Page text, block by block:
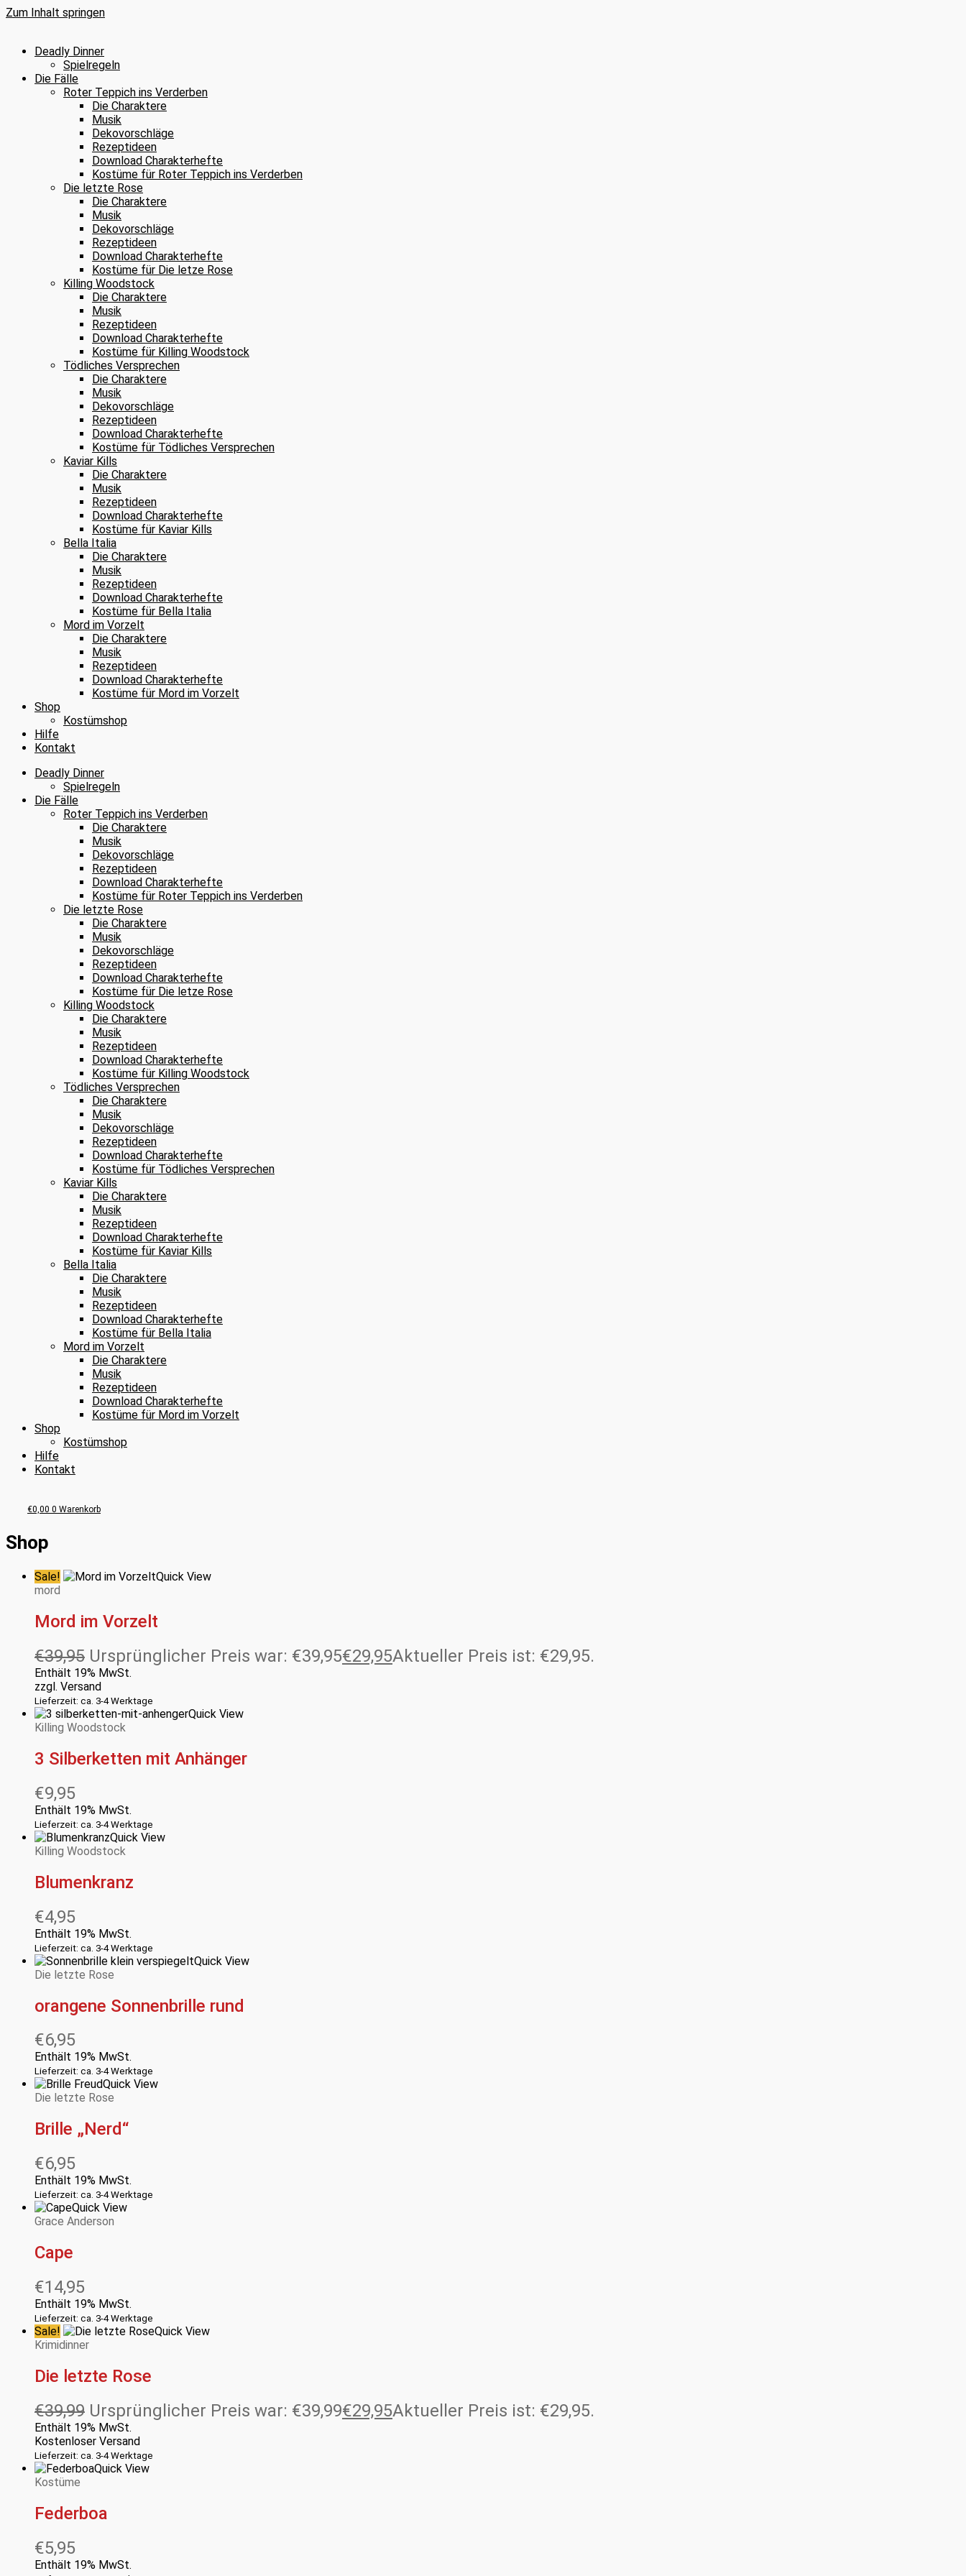
Zum Inhalt springen
Deadly Dinner
Spielregeln
Die Fälle
Roter Teppich ins Verderben
Die Charaktere
Musik
Dekovorschläge
Rezeptideen
Download Charakterhefte
Kostüme für Roter Teppich ins Verderben
Die letzte Rose
Die Charaktere
Musik
Dekovorschläge
Rezeptideen
Download Charakterhefte
Kostüme für Die letze Rose
Killing Woodstock
Die Charaktere
Musik
Rezeptideen
Download Charakterhefte
Kostüme für Killing Woodstock
Tödliches Versprechen
Die Charaktere
Musik
Dekovorschläge
Rezeptideen
Download Charakterhefte
Kostüme für Tödliches Versprechen
Kaviar Kills
Die Charaktere
Musik
Rezeptideen
Download Charakterhefte
Kostüme für Kaviar Kills
Bella Italia
Die Charaktere
Musik
Rezeptideen
Download Charakterhefte
Kostüme für Bella Italia
Mord im Vorzelt
Die Charaktere
Musik
Rezeptideen
Download Charakterhefte
Kostüme für Mord im Vorzelt
Shop
Kostümshop
Hilfe
Kontakt
Deadly Dinner
Spielregeln
Die Fälle
Roter Teppich ins Verderben
Die Charaktere
Musik
Dekovorschläge
Rezeptideen
Download Charakterhefte
Kostüme für Roter Teppich ins Verderben
Die letzte Rose
Die Charaktere
Musik
Dekovorschläge
Rezeptideen
Download Charakterhefte
Kostüme für Die letze Rose
Killing Woodstock
Die Charaktere
Musik
Rezeptideen
Download Charakterhefte
Kostüme für Killing Woodstock
Tödliches Versprechen
Die Charaktere
Musik
Dekovorschläge
Rezeptideen
Download Charakterhefte
Kostüme für Tödliches Versprechen
Kaviar Kills
Die Charaktere
Musik
Rezeptideen
Download Charakterhefte
Kostüme für Kaviar Kills
Bella Italia
Die Charaktere
Musik
Rezeptideen
Download Charakterhefte
Kostüme für Bella Italia
Mord im Vorzelt
Die Charaktere
Musik
Rezeptideen
Download Charakterhefte
Kostüme für Mord im Vorzelt
Shop
Kostümshop
Hilfe
Kontakt
€0,00 0 Warenkorb
Shop
Sale!
Quick View
mord
Mord im Vorzelt
€39,95 Ursprünglicher Preis war: €39,95€29,95Aktueller Preis ist: €29,95.
Enthält 19% MwSt.
zzgl. Versand
Lieferzeit: ca. 3-4 Werktage
Quick View
Killing Woodstock
3 Silberketten mit Anhänger
€9,95
Enthält 19% MwSt.
Lieferzeit: ca. 3-4 Werktage
Quick View
Killing Woodstock
Blumenkranz
€4,95
Enthält 19% MwSt.
Lieferzeit: ca. 3-4 Werktage
Quick View
Die letzte Rose
orangene Sonnenbrille rund
€6,95
Enthält 19% MwSt.
Lieferzeit: ca. 3-4 Werktage
Quick View
Die letzte Rose
Brille „Nerd“
€6,95
Enthält 19% MwSt.
Lieferzeit: ca. 3-4 Werktage
Quick View
Grace Anderson
Cape
€14,95
Enthält 19% MwSt.
Lieferzeit: ca. 3-4 Werktage
Sale!
Quick View
Krimidinner
Die letzte Rose
€39,99 Ursprünglicher Preis war: €39,99€29,95Aktueller Preis ist: €29,95.
Enthält 19% MwSt.
Kostenloser Versand
Lieferzeit: ca. 3-4 Werktage
Quick View
Kostüme
Federboa
€5,95
Enthält 19% MwSt.